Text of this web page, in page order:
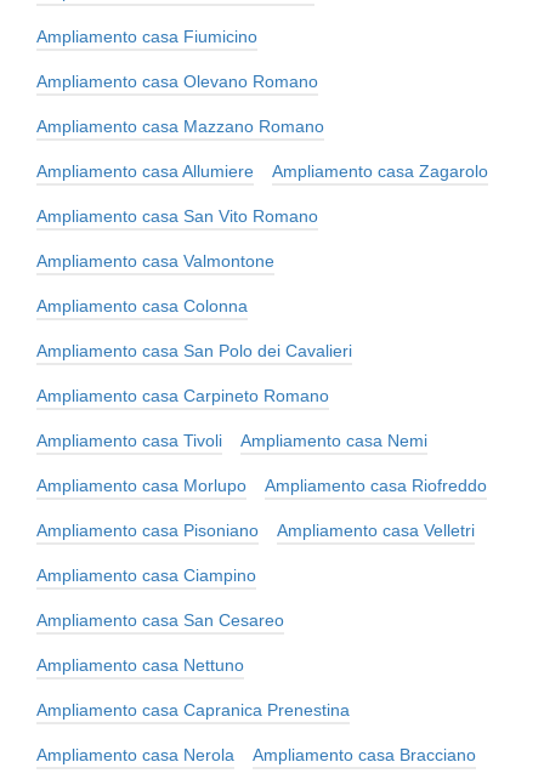
Ampliamento casa Fiumicino
Ampliamento casa Olevano Romano
Ampliamento casa Mazzano Romano
Ampliamento casa Allumiere Ampliamento casa Zagarolo
Ampliamento casa San Vito Romano
Ampliamento casa Valmontone
Ampliamento casa Colonna
Ampliamento casa San Polo dei Cavalieri
Ampliamento casa Carpineto Romano
Ampliamento casa Tivoli Ampliamento casa Nemi
Ampliamento casa Morlupo Ampliamento casa Riofreddo
Ampliamento casa Pisoniano Ampliamento casa Velletri
Ampliamento casa Ciampino
Ampliamento casa San Cesareo
Ampliamento casa Nettuno
Ampliamento casa Capranica Prenestina
Ampliamento casa Nerola Ampliamento casa Bracciano